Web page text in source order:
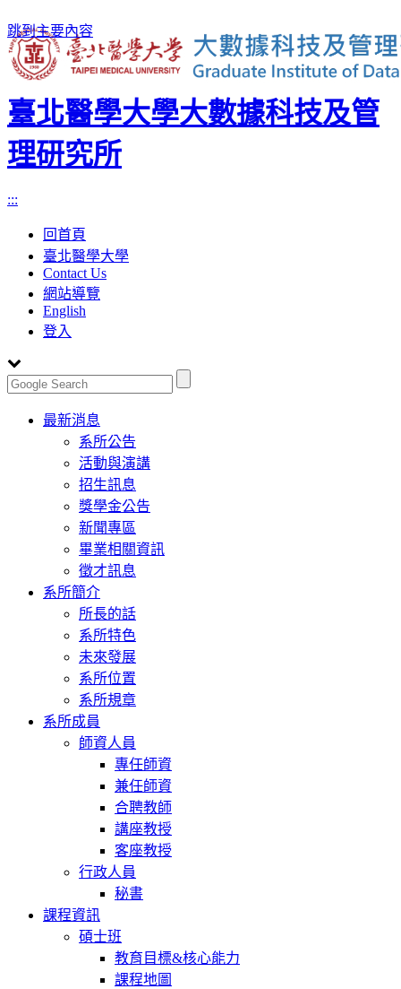
跳到主要內容
臺北醫學大學大數據科技及管
理研究所
:::
回首頁
臺北醫學大學
Contact Us
網站導覽
English
登入
Toggle
navigation
最新消息
系所公告
活動與演講
招生訊息
獎學金公告
新聞專區
畢業相關資訊
徵才訊息
系所簡介
所長的話
系所特色
未來發展
系所位置
系所規章
系所成員
師資人員
專任師資
兼任師資
合聘教師
講座教授
客座教授
行政人員
秘書
課程資訊
碩士班
教育目標&核心能力
課程地圖